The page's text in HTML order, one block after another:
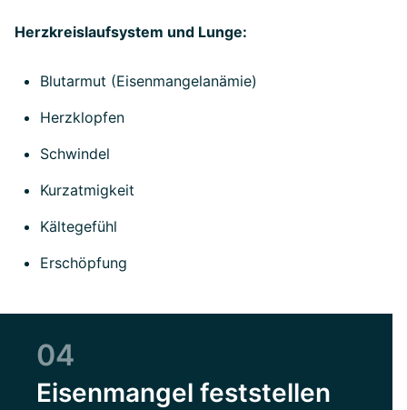
Herzkreislaufsystem und Lunge:
Blutarmut (Eisenmangelanämie)
Herzklopfen
Schwindel
Kurzatmigkeit
Kältegefühl
Erschöpfung
04
Eisenmangel feststellen